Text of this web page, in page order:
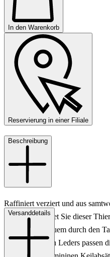
In den Warenkorb
Reservierung in einer Filiale
Beschreibung
Raffiniert verziert und aus
gefertigt begleitet Sie dieser
stilvoll und bequem durch den
Farbe des feinen Leders passen
Versanddetails